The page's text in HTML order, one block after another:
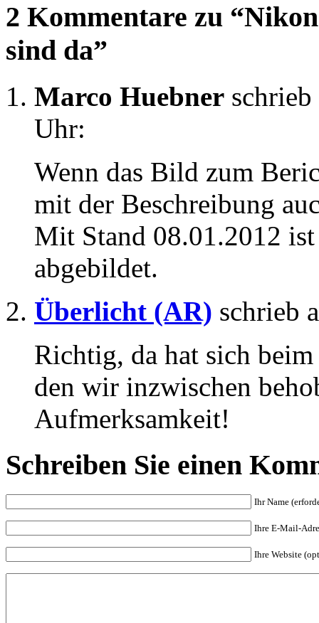
2 Kommentare zu
sind da”
Marco Huebner
Uhr:
Wenn das Bild zum
mit der Beschreibung
Mit Stand 08.01.2012
abgebildet.
Überlicht (AR) schrieb
Richtig, da hat sich
den wir inzwischen
Aufmerksamkeit!
Schreiben Sie einen
Ihr Name
Ihre E-Mail-
Ihre Website